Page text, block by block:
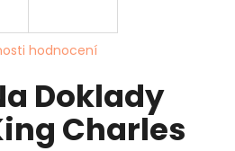
hodnocení
Doklady
Charles